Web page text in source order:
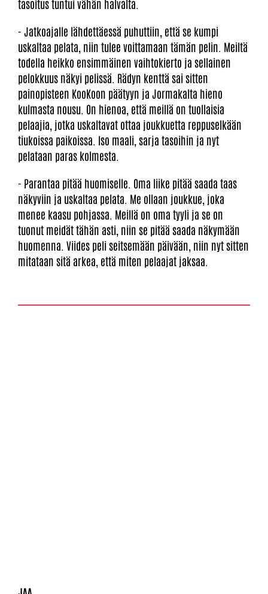
tasoitus tuntui vähän halvalta.
- Jatkoajalle lähdettäessä puhuttiin, että se kumpi
uskaltaa pelata, niin tulee voittamaan tämän pelin. Meiltä
todella heikko ensimmäinen vaihtokierto ja sellainen
pelokkuus näkyi pelissä. Rädyn kenttä sai sitten
painopisteen KooKoon päätyyn ja Jormakalta hieno
kulmasta nousu. On hienoa, että meillä on tuollaisia
pelaajia, jotka uskaltavat ottaa joukkuetta reppuselkään
tiukoissa paikoissa. Iso maali, sarja tasoihin ja nyt
pelataan paras kolmesta.
- Parantaa pitää huomiselle. Oma liike pitää saada taas
näkyviin ja uskaltaa pelata. Me ollaan joukkue, joka
menee kaasu pohjassa. Meillä on oma tyyli ja se on
tuonut meidät tähän asti, niin se pitää saada näkymään
huomenna. Viides peli seitsemään päivään, niin nyt sitten
mitataan sitä arkea, että miten pelaajat jaksaa.